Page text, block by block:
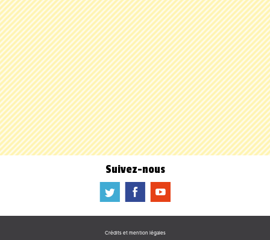
Suivez-nous
a b f
Crédits et mention légales